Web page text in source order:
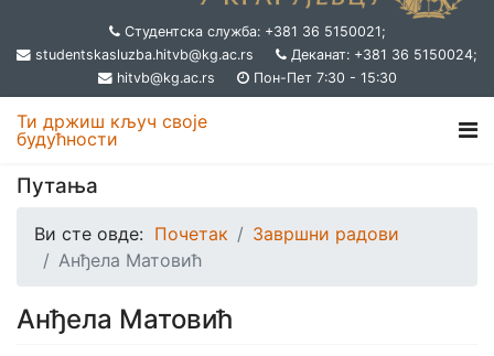
Студентска служба: +381 36 5150021;
studentskasluzba.hitvb@kg.ac.rs
Деканат: +381 36 5150024;
hitvb@kg.ac.rs
Пон-Пет 7:30 - 15:30
Ти држиш кључ своје
будућности
Путања
Ви сте овде: Почетак
Завршни радови
Анђела Матовић
Анђела Матовић